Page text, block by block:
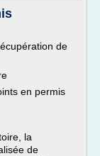
de
en permis
la
de